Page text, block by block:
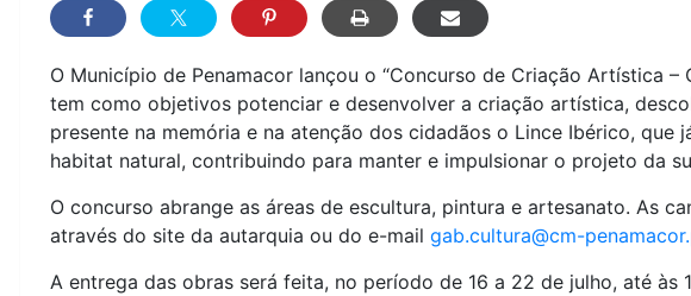
O Município de Penamacor lançou o “Concurso de Criação Artística –
tem como objetivos potenciar e desenvolver a criação artística,
presente na memória e na atenção dos cidadãos o Lince Ibérico, que
habitat natural, contribuindo para manter e impulsionar o projeto da
O concurso abrange as áreas de escultura, pintura e artesanato. As
através do site da autarquia ou do e-mail gab.cultura@cm-
A entrega das obras será feita, no período de 16 a 22 de julho, até às